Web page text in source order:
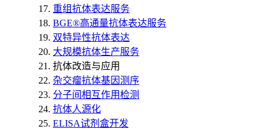
重组抗体表达服务
BGE®高通量抗体表达服务
双特异性抗体表达
大规模抗体生产服务
抗体改造与应用
杂交瘤抗体基因测序
分子间相互作用检测
抗体人源化
ELISA试剂盒开发